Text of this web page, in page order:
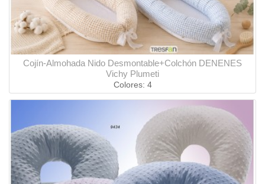
Cojín-Almohada Nido Desmontable+Colchón DENENES
Vichy Plumeti
Colores: 4